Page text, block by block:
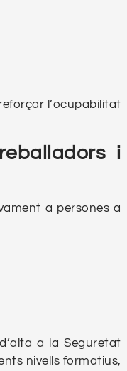
l’ocupabilitat
i
a persones a
a la Seguretat
nivells formatius,